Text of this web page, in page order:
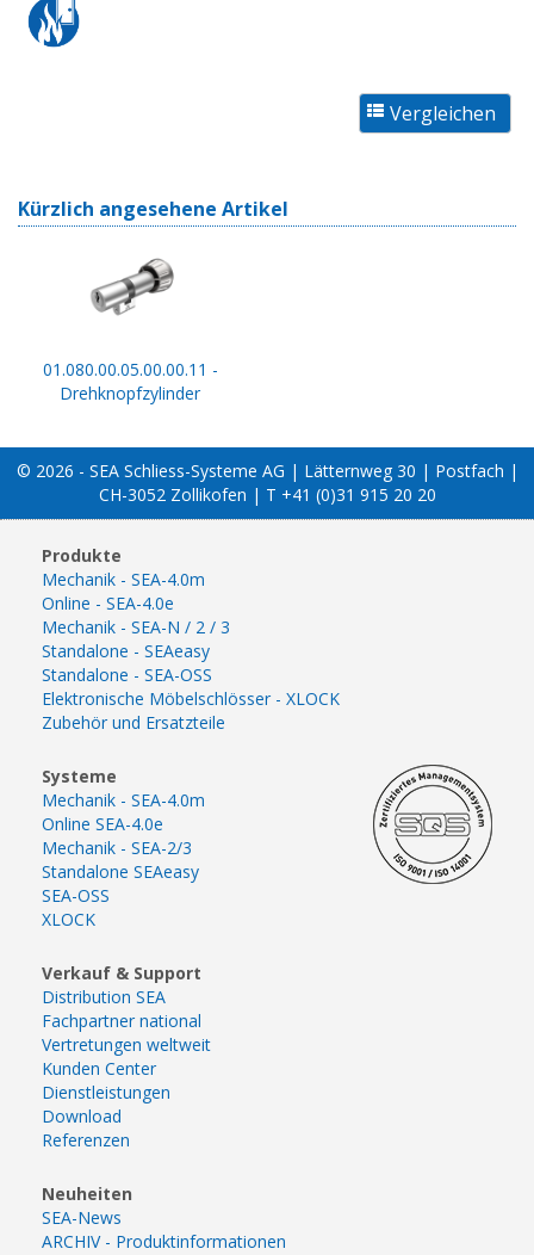
Kürzlich angesehene Artikel
01.080.00.05.00.00.11 -
Drehknopfzylinder
© 2026 - SEA Schliess-Systeme AG | Lätternweg 30 | Postfach |
CH-3052 Zollikofen | T +41 (0)31 915 20 20
Produkte
Mechanik - SEA-4.0m
Online - SEA-4.0e
Mechanik - SEA-N / 2 / 3
Standalone - SEAeasy
Standalone - SEA-OSS
Elektronische Möbelschlösser - XLOCK
Zubehör und Ersatzteile
Systeme
Mechanik - SEA-4.0m
Online SEA-4.0e
Mechanik - SEA-2/3
Standalone SEAeasy
SEA-OSS
XLOCK
Verkauf & Support
Distribution SEA
Fachpartner national
Vertretungen weltweit
Kunden Center
Dienstleistungen
Download
Referenzen
Neuheiten
SEA-News
ARCHIV - Produktinformationen